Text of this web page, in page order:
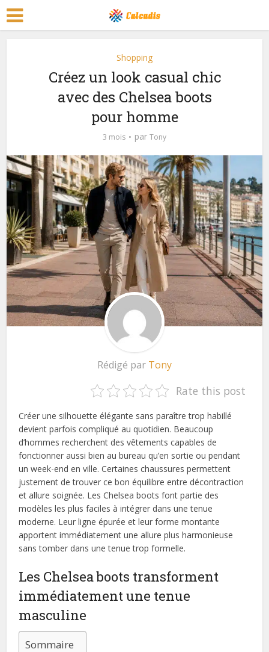
Shopping
Créez un look casual chic
avec des Chelsea boots
pour homme
3 mois par Tony
Rédigé par Tony
Rate this post
Créer une silhouette élégante sans paraître trop habillé
devient parfois compliqué au quotidien. Beaucoup
d’hommes recherchent des vêtements capables de
fonctionner aussi bien au bureau qu’en sortie ou pendant
un week-end en ville. Certaines chaussures permettent
justement de trouver ce bon équilibre entre décontraction
et allure soignée. Les Chelsea boots font partie des
modèles les plus faciles à intégrer dans une tenue
moderne. Leur ligne épurée et leur forme montante
apportent immédiatement une allure plus harmonieuse
sans tomber dans une tenue trop formelle.
Les Chelsea boots transforment
immédiatement une tenue
masculine
Sommaire